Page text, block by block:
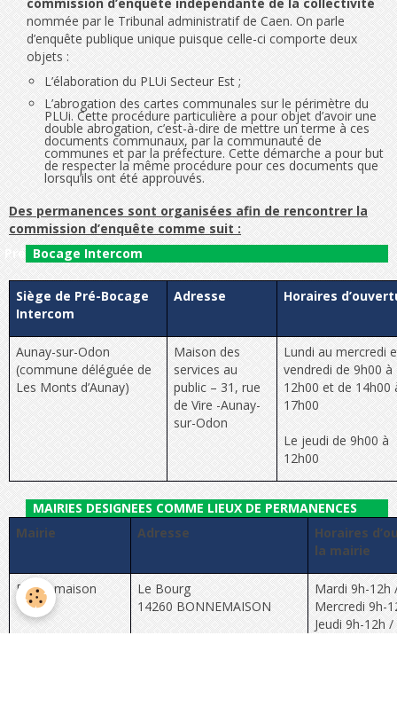
commission d’enquête indépendante de la collectivité
nommée par le Tribunal administratif de Caen. On parle
d’enquête publique unique puisque celle-ci comporte deux
objets :
L’élaboration du PLUi Secteur Est ;
L’abrogation des cartes communales sur le périmètre du
PLUi. Cette procédure particulière a pour objet d’avoir une
double abrogation, c’est-à-dire de mettre un terme à ces
documents communaux, par la communauté de
communes et par la préfecture. Cette démarche a pour but
de respecter la même procédure pour ces documents que
lorsqu’ils ont été approuvés.
Des permanences sont organisées afin de rencontrer la
commission d’enquête comme suit :
Pré Bocage Intercom
Siège de Pré-Bocage
Intercom
Adresse Horaires
Aunay-sur-Odon
(commune déléguée de
Les Monts d’Aunay)
Maison des
services au
public – 31, rue
de Vire -Aunay-
sur-Odon
Lundi au mercredi
vendredi de 9h00 à
12h00 et de 14h00
17h00
Le jeudi de 9h00 à
12h00
MAIRIES DESIGNEES COMME LIEUX DE PERMANENCES
Mairie
Adresse
Horaires
la mairie
Bonnemaison
Le Bourg
14260 BONNEMAISON
Mardi 9h-12h
Mercredi 9h-
Jeudi 9h-12h